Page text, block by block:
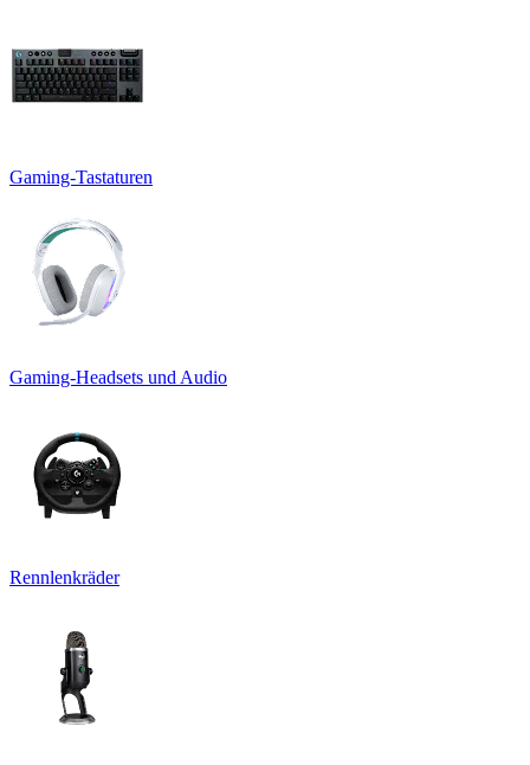
Gaming-Tastaturen
Gaming-Headsets und Audio
Rennlenkräder